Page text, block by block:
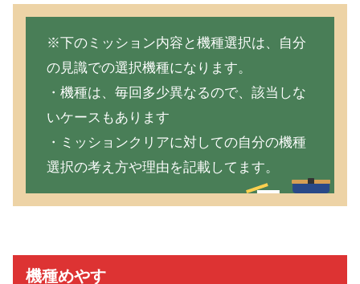
※下のミッション内容と機種選択は、自分
の見識での選択機種になります。
・機種は、毎回多少異なるので、該当しな
いケースもあります
・ミッションクリアに対しての自分の機種
選択の考え方や理由を記載してます。
機種めやす